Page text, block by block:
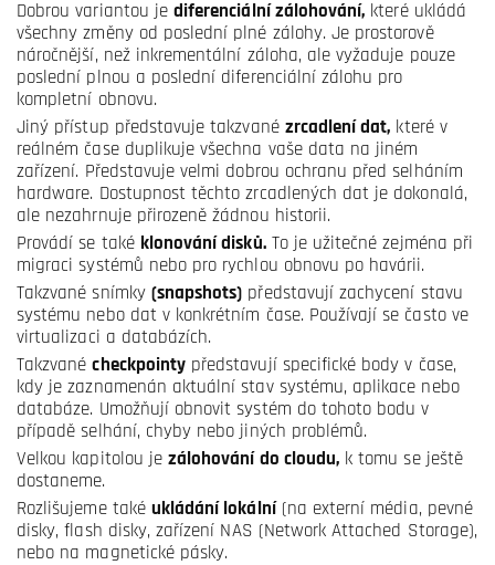
Dobrou variantou je diferenciální zálohování, které ukládá
všechny změny od poslední plné zálohy. Je prostorově
náročnější, než inkrementální záloha, ale vyžaduje pouze
poslední plnou a poslední diferenciální zálohu pro
kompletní obnovu.
Jiný přístup představuje takzvané zrcadlení dat, které v
reálném čase duplikuje všechna vaše data na jiném
zařízení. Představuje velmi dobrou ochranu před selháním
hardware. Dostupnost těchto zrcadlených dat je dokonalá,
ale nezahrnuje přirozeně žádnou historii.
Provádí se také klonování disků.To je užitečné zejména při
migraci systémů nebo pro rychlou obnovu po havárii.
Takzvané snímky (snapshots) představují zachycení stavu
systému nebo dat v konkrétním čase. Používají se často ve
virtualizaci a databázích.
Takzvanécheckpointy představují specifické body v čase,
kdy je zaznamenán aktuální stav systému, aplikace nebo
databáze. Umožňují obnovit systém do tohoto bodu v
případě selhání, chyby nebo jiných problémů.
Velkou kapitolou je zálohování do cloudu, k tomu se ještě
dostaneme.
Rozlišujeme také ukládání lokální(na externí média, pevné
disky, flash disky, zařízení NAS (Network Attached Storage),
nebo na magnetické pásky.